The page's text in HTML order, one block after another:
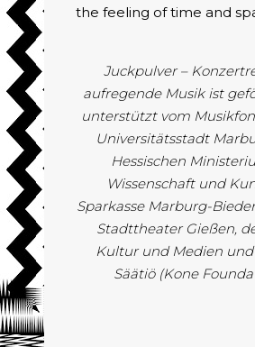
the feeling of time and
Juckpulver –
aufregende Musik ist
unterstützt vom
Universitätsstadt
Hessischen
Wissenschaft und
Sparkasse Marburg-
Stadttheater Gießen,
Kultur und Medien
Säätiö (Kone